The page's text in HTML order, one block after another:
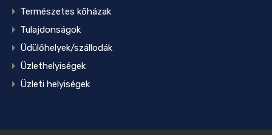
Természetes kőházak
Tulajdonságok
Üdülőhelyek/szállodák
Üzlethelyiségek
Üzleti helyiségek